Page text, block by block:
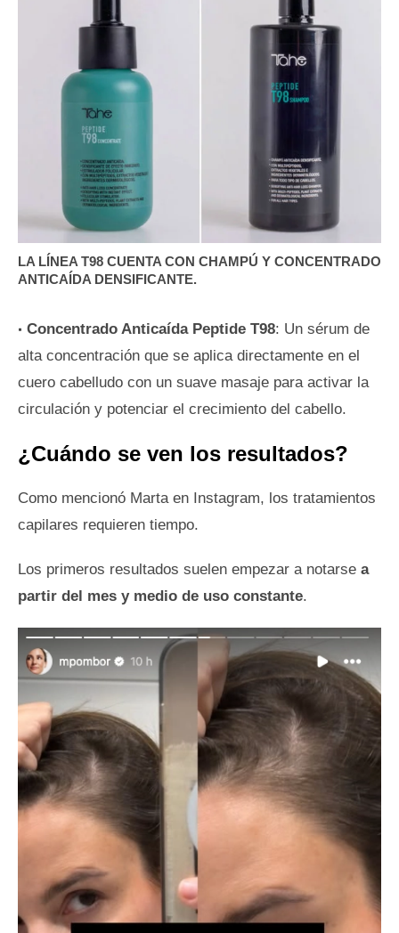
LA LÍNEA T98 CUENTA CON CHAMPÚ Y CONCENTRADO
ANTICAÍDA DENSIFICANTE.
Concentrado Anticaída Peptide T98: Un sérum de
alta concentración que se aplica directamente en el
cuero cabelludo con un suave masaje para activar la
circulación y potenciar el crecimiento del cabello.
¿Cuándo se ven los resultados?
Como mencionó Marta en Instagram, los tratamientos
capilares requieren tiempo.
Los primeros resultados suelen empezar a notarse a
partir del mes y medio de uso constante.